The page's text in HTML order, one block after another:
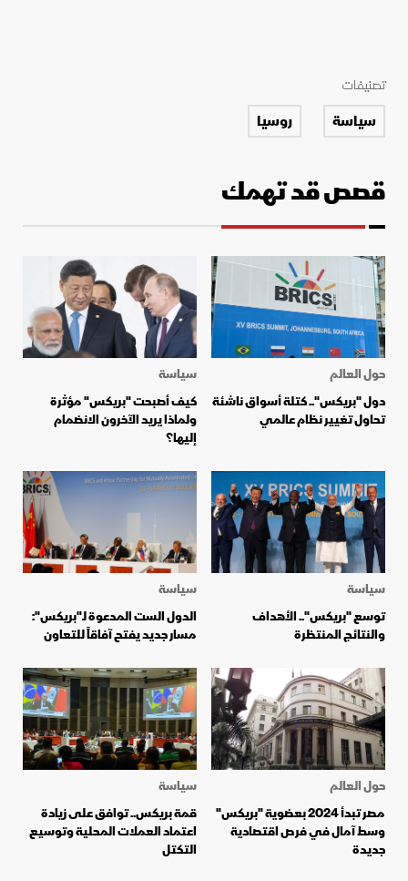
تصنيفات
سياسة روسيا
قصص قد تهمك
حول العالم
دول "بريكس".. كتلة أسواق ناشئة
تحاول تغيير نظام عالمي
سياسة
كيف أصبحت "بريكس" مؤثرة
ولماذا يريد الآخرون الانضمام
إليها؟
سياسة
توسع "بريكس".. الأهداف
والنتائج المنتظرة
سياسة
الدول الست المدعوة لـ"بريكس":
مسار جديد يفتح آفاقاً للتعاون
حول العالم
مصر تبدأ 2024 بعضوية "بريكس"
وسط آمال في فرص اقتصادية
جديدة
سياسة
قمة بريكس.. توافق على زيادة
اعتماد العملات المحلية وتوسيع
التكتل